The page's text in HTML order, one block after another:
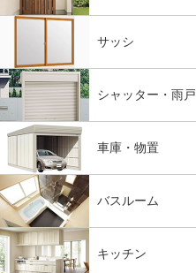
サッシ
シャッター・雨戸
車庫・物置
バスルーム
キッチン